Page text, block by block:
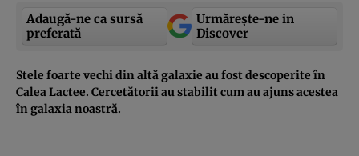
Adaugă-ne ca sursă
preferată
Urmărește-ne in
Discover
Stele foarte vechi din altă galaxie au fost descoperite în
Calea Lactee. Cercetătorii au stabilit cum au ajuns acestea
în galaxia noastră.